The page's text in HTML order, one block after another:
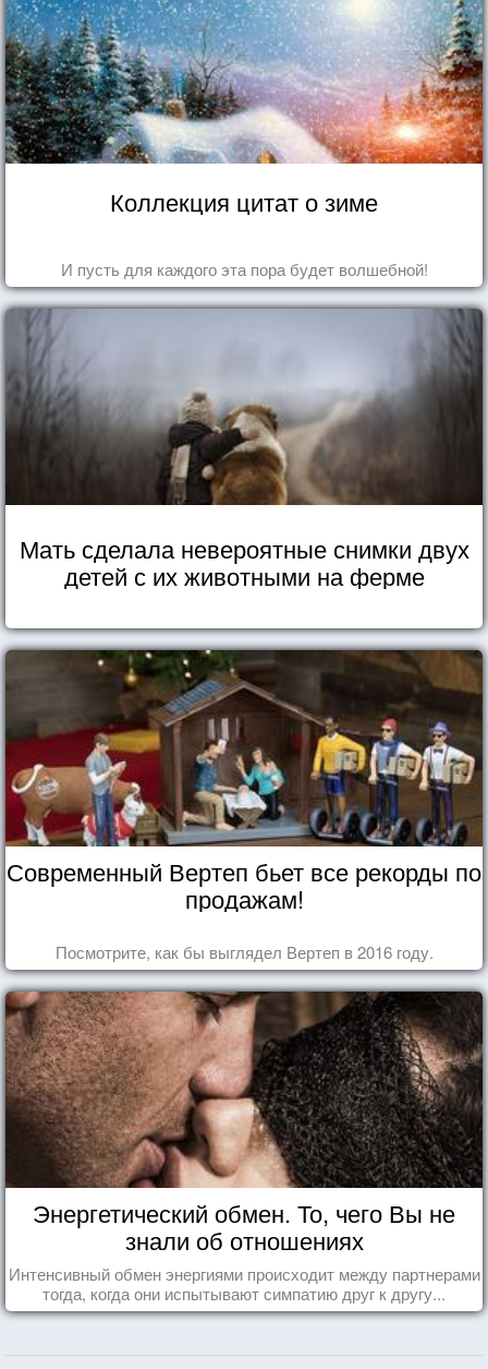
Коллекция цитат о зиме
И пусть для каждого эта пора будет волшебной!
Мать сделала невероятные снимки двух
детей с их животными на ферме
Современный Вертеп бьет все рекорды по
продажам!
Посмотрите, как бы выглядел Вертеп в 2016 году.
Энергетический обмен. То, чего Вы не
знали об отношениях
Интенсивный обмен энергиями происходит между партнерами
тогда, когда они испытывают симпатию друг к другу...